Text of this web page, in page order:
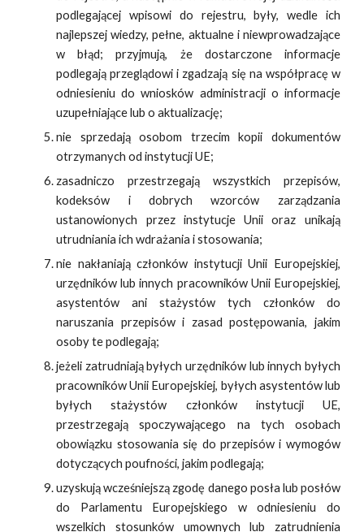
podlegającej wpisowi do rejestru, były, wedle ich
najlepszej wiedzy, pełne, aktualne i niewprowadzające
w błąd; przyjmują, że dostarczone informacje
podlegają przeglądowi i zgadzają się na współpracę w
odniesieniu do wniosków administracji o informacje
uzupełniające lub o aktualizację;
nie sprzedają osobom trzecim kopii dokumentów
otrzymanych od instytucji UE;
zasadniczo przestrzegają wszystkich przepisów,
kodeksów i dobrych wzorców zarządzania
ustanowionych przez instytucje Unii oraz unikają
utrudniania ich wdrażania i stosowania;
nie nakłaniają członków instytucji Unii Europejskiej,
urzędników lub innych pracowników Unii Europejskiej,
asystentów ani stażystów tych członków do
naruszania przepisów i zasad postępowania, jakim
osoby te podlegają;
jeżeli zatrudniają byłych urzędników lub innych byłych
pracowników Unii Europejskiej, byłych asystentów lub
byłych stażystów członków instytucji UE,
przestrzegają spoczywającego na tych osobach
obowiązku stosowania się do przepisów i wymogów
dotyczących poufności, jakim podlegają;
uzyskują wcześniejszą zgodę danego posła lub posłów
do Parlamentu Europejskiego w odniesieniu do
wszelkich stosunków umownych lub zatrudnienia